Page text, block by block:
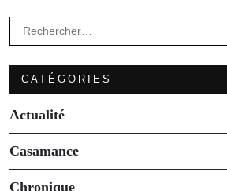
Rechercher :
CATÉGORIES
Actualité
Casamance
Chronique